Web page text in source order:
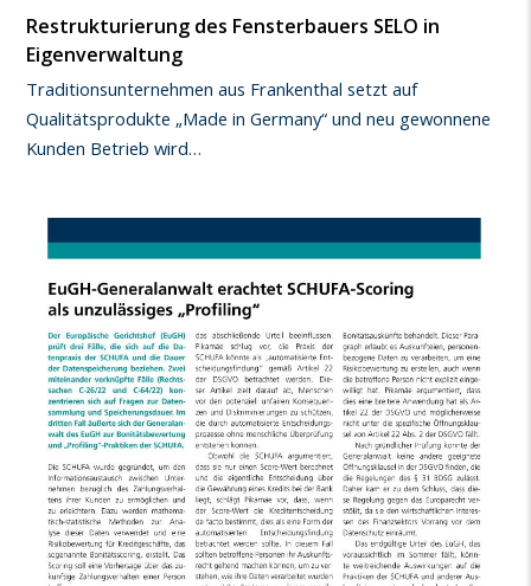
Restrukturierung des Fensterbauers SELO in
Eigenverwaltung
Traditionsunternehmen aus Frankenthal setzt auf
Qualitätsprodukte „Made in Germany“ und neu gewonnene
Kunden Betrieb wird…